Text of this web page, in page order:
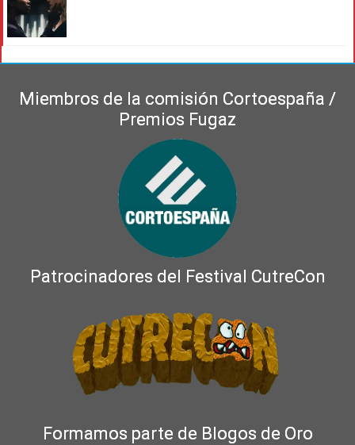
Miembros de la comisión Cortoespaña /
Premios Fugaz
Patrocinadores del Festival CutreCon
Formamos parte de Blogos de Oro